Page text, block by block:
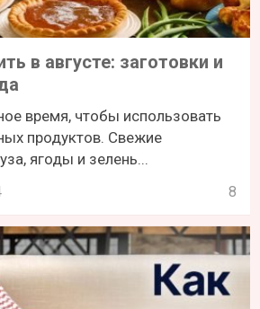
в августе: заготовки и
время, чтобы использовать
продуктов. Свежие
ягоды и зелень...
8